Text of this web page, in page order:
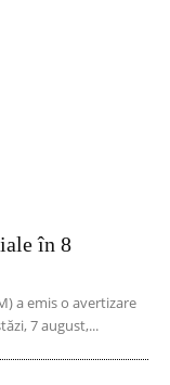
în 8
a emis o avertizare
7 august,...